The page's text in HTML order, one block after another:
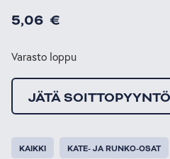
5,06 €
Varasto loppu
JÄTÄ SOITTOPYYNTÖ
KAIKKI KATE- JA RUNKO-OSAT